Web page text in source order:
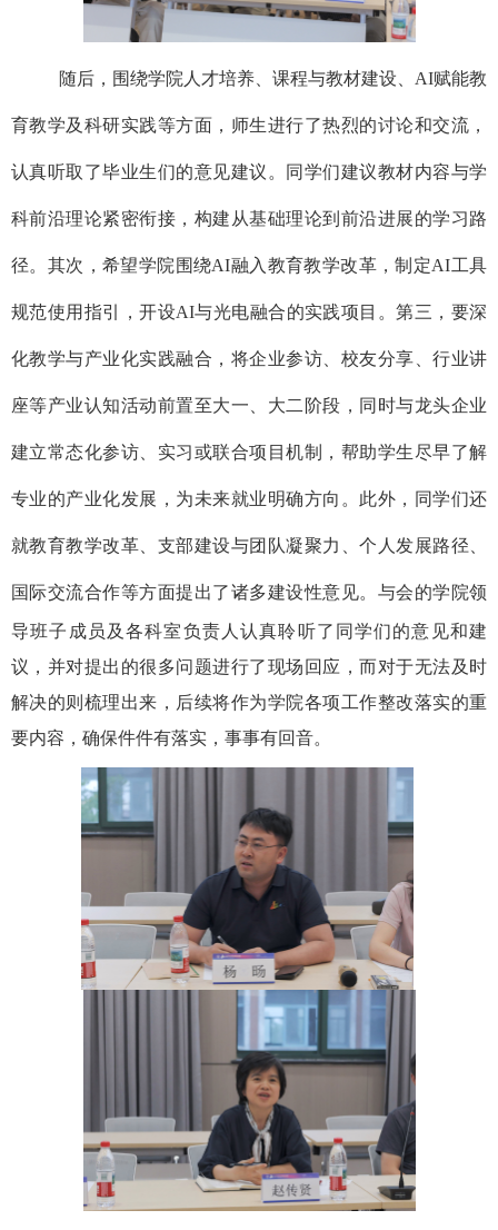
随后，围绕学院人才培养、课程与教材建设、 AI赋能教
育教学及科研实践等方面，师生进行了热烈的讨论和交流，
认真听取了毕业生们的意见建议。同学们建议教材内容与学
科前沿理论紧密衔接，构建从基础理论到前沿进展的学习路
径。其次，希望学院围绕AI融入教育教学改革，制定AI工具
规范使用指引，开设AI与光电融合的实践项目。第三，要深
化教学与产业化实践融合，将企业参访、校友分享、行业讲
座等产业认知活动前置至大一、大二阶段，同时与龙头企业
建立常态化参访、实习或联合项目机制，帮助学生尽早了解
专业的产业化发展，为未来就业明确方向。此外，同学们还
就教育教学改革、支部建设与团队凝聚力、个人发展路径、
国际交流合作等方面提出了诸多建设性意见。 与会的学院领
导班子成员及各科室负责人认真聆听了同学们的意见和建
议，并对提出的很多问题进行了现场回应，而对于无法及时
解决的则梳理出来，后续将作为学院各项工作整改落实的重
要内容，确保件件有落实，事事有回音。